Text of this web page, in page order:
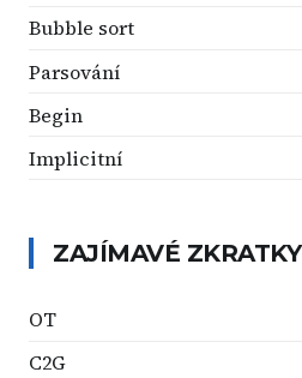
Bubble sort
Parsování
Begin
Implicitní
ZAJÍMAVÉ ZKRATKY
OT
C2G